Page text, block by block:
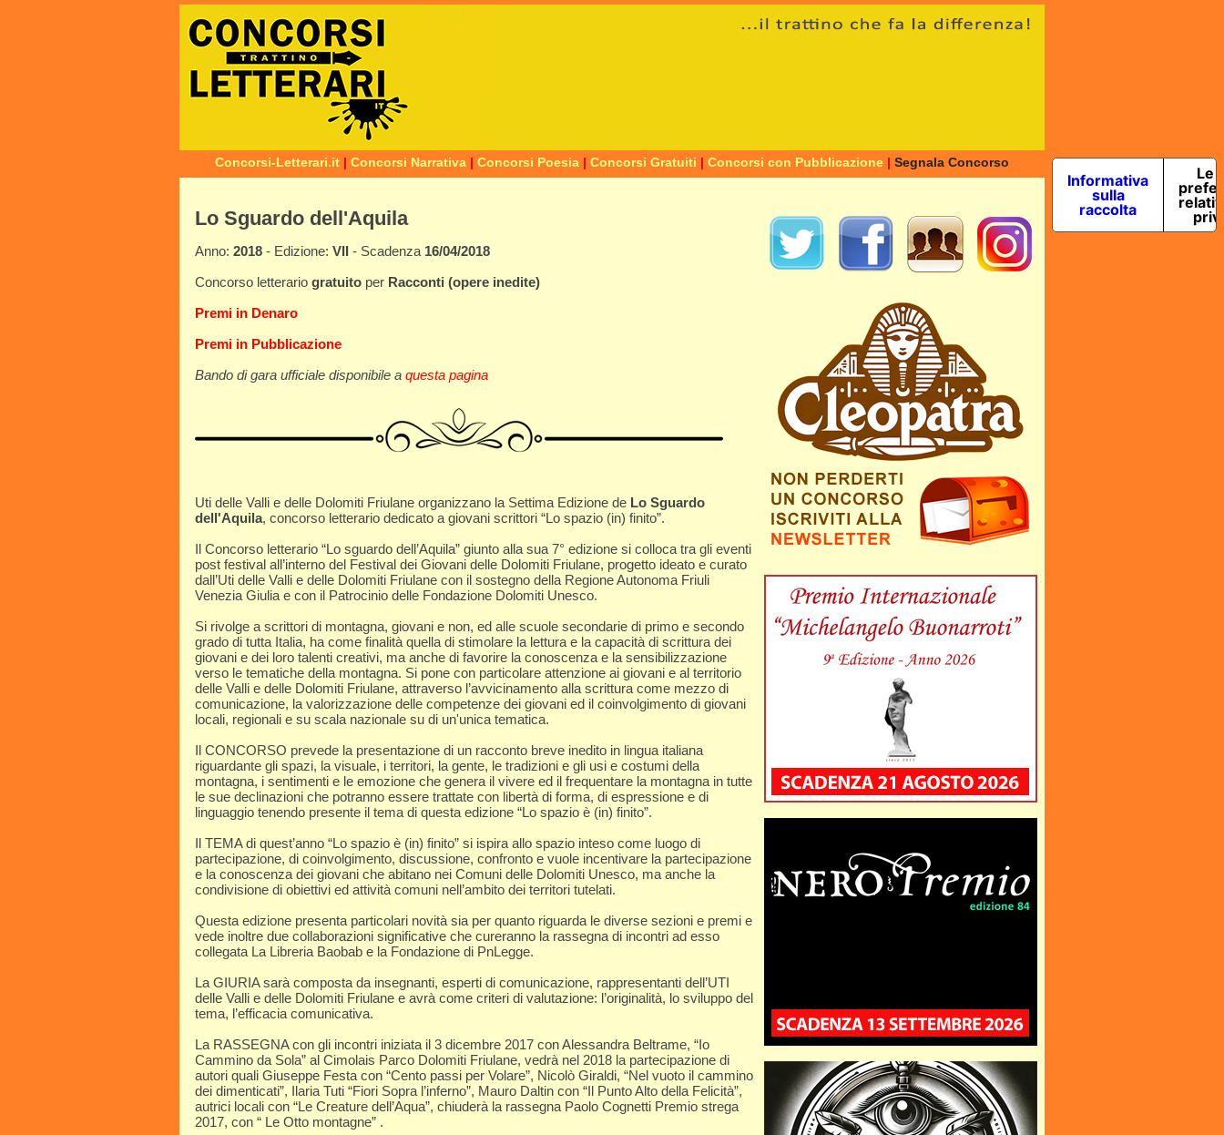
Concorsi-Letterari.it | Concorsi Narrativa | Concorsi Poesia | Concorsi Gratuiti | Concorsi con Pubblicazione | Segnala Concorso
Lo Sguardo dell'Aquila
Anno: 2018 - Edizione: VII - Scadenza 16/04/2018
Concorso letterario gratuito per Racconti (opere inedite)
Premi in Denaro
Premi in Pubblicazione
Bando di gara ufficiale disponibile a questa pagina
Uti delle Valli e delle Dolomiti Friulane organizzano la Settima Edizione de Lo Sguardo
dell'Aquila, concorso letterario dedicato a giovani scrittori “Lo spazio (in) finito”.
Il Concorso letterario “Lo sguardo dell’Aquila” giunto alla sua 7° edizione si colloca tra gli eventi
post festival all’interno del Festival dei Giovani delle Dolomiti Friulane, progetto ideato e curato
dall’Uti delle Valli e delle Dolomiti Friulane con il sostegno della Regione Autonoma Friuli
Venezia Giulia e con il Patrocinio delle Fondazione Dolomiti Unesco.
Si rivolge a scrittori di montagna, giovani e non, ed alle scuole secondarie di primo e secondo
grado di tutta Italia, ha come finalità quella di stimolare la lettura e la capacità di scrittura dei
giovani e dei loro talenti creativi, ma anche di favorire la conoscenza e la sensibilizzazione
verso le tematiche della montagna. Si pone con particolare attenzione ai giovani e al territorio
delle Valli e delle Dolomiti Friulane, attraverso l’avvicinamento alla scrittura come mezzo di
comunicazione, la valorizzazione delle competenze dei giovani ed il coinvolgimento di giovani
locali, regionali e su scala nazionale su di un'unica tematica.
Il CONCORSO prevede la presentazione di un racconto breve inedito in lingua italiana
riguardante gli spazi, la visuale, i territori, la gente, le tradizioni e gli usi e costumi della
montagna, i sentimenti e le emozione che genera il vivere ed il frequentare la montagna in tutte
le sue declinazioni che potranno essere trattate con libertà di forma, di espressione e di
linguaggio tenendo presente il tema di questa edizione “Lo spazio è (in) finito”.
Il TEMA di quest’anno “Lo spazio è (in) finito” si ispira allo spazio inteso come luogo di
partecipazione, di coinvolgimento, discussione, confronto e vuole incentivare la partecipazione
e la conoscenza dei giovani che abitano nei Comuni delle Dolomiti Unesco, ma anche la
condivisione di obiettivi ed attività comuni nell’ambito dei territori tutelati.
Questa edizione presenta particolari novità sia per quanto riguarda le diverse sezioni e premi e
vede inoltre due collaborazioni significative che cureranno la rassegna di incontri ad esso
collegata La Libreria Baobab e la Fondazione di PnLegge.
La GIURIA sarà composta da insegnanti, esperti di comunicazione, rappresentanti dell’UTI
delle Valli e delle Dolomiti Friulane e avrà come criteri di valutazione: l’originalità, lo sviluppo del
tema, l’efficacia comunicativa.
La RASSEGNA con gli incontri iniziata il 3 dicembre 2017 con Alessandra Beltrame, “Io
Cammino da Sola” al Cimolais Parco Dolomiti Friulane, vedrà nel 2018 la partecipazione di
autori quali Giuseppe Festa con “Cento passi per Volare”, Nicolò Giraldi, “Nel vuoto il cammino
dei dimenticati”, Ilaria Tuti “Fiori Sopra l’inferno”, Mauro Daltin con “Il Punto Alto della Felicità”,
autrici locali con “Le Creature dell’Aqua”, chiuderà la rassegna Paolo Cognetti Premio strega
2017, con “ Le Otto montagne” .
Informativa
sulla
raccolta
Le